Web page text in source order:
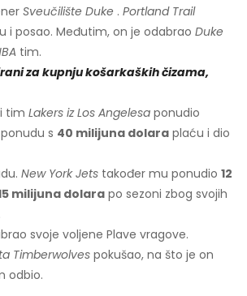
Sveučilište Duke . Portland Trail
i posao. Međutim, on je odabrao Duke
tim.
za kupnju košarkaških čizama,
tim Lakers iz Los Angelesa ponudio
s 40 milijuna dolara plaću i dio
New York Jets također mu ponudio 12
milijuna dolara po sezoni zbog svojih
svoje voljene Plave vragove.
Timberwolves pokušao, na što je on
odbio.